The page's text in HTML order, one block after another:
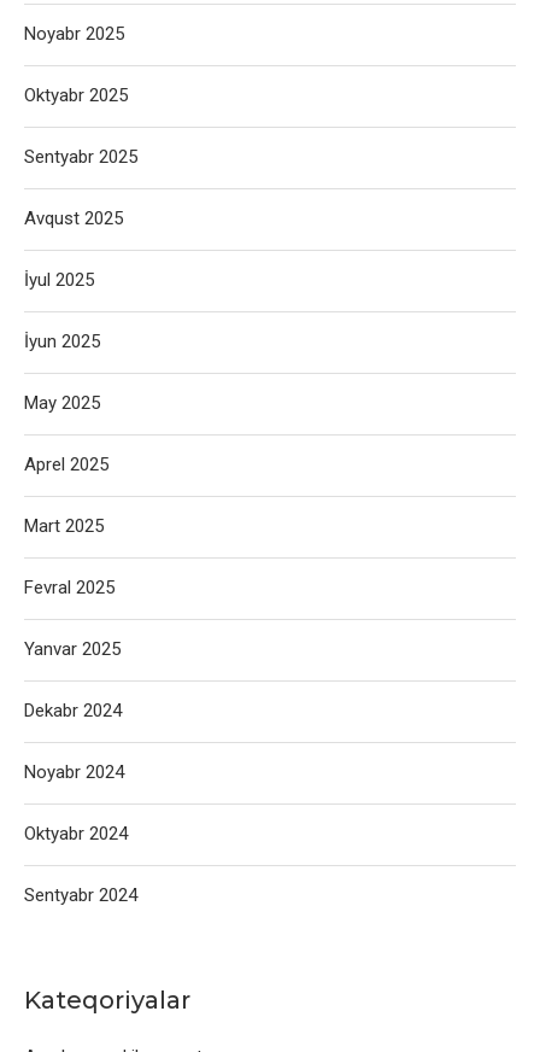
Noyabr 2025
Oktyabr 2025
Sentyabr 2025
Avqust 2025
İyul 2025
İyun 2025
May 2025
Aprel 2025
Mart 2025
Fevral 2025
Yanvar 2025
Dekabr 2024
Noyabr 2024
Oktyabr 2024
Sentyabr 2024
Kateqoriyalar